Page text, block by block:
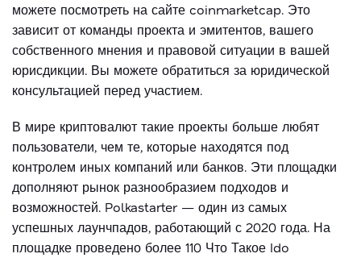
можете посмотреть на сайте coinmarketcap. Это
зависит от команды проекта и эмитентов, вашего
собственного мнения и правовой ситуации в вашей
юрисдикции. Вы можете обратиться за юридической
консультацией перед участием.
В мире криптовалют такие проекты больше любят
пользователи, чем те, которые находятся под
контролем иных компаний или банков. Эти площадки
дополняют рынок разнообразием подходов и
возможностей. Polkastarter — один из самых
успешных лаунчпадов, работающий с 2020 года. На
площадке проведено более 110 Что Такое Ido